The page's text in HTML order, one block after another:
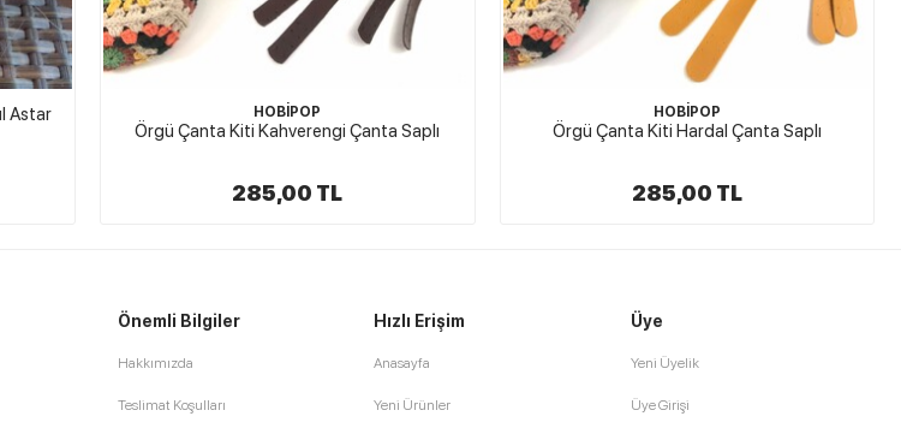
Astar
HOBİPOP
Örgü Çanta Kiti Kahverengi Çanta Saplı
285,00 TL
HOBİPOP
Örgü Çanta Kiti Hardal Çanta Saplı
285,00 TL
Önemli Bilgiler
Hakkımızda
Teslimat Koşulları
Hızlı Erişim
Anasayfa
Yeni Ürünler
Üye
Yeni Üyelik
Üye Girişi